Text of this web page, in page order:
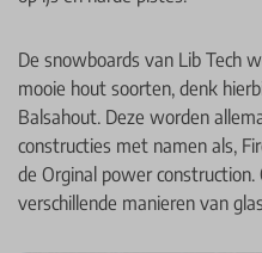
De snowboards van Lib Tech
mooie hout soorten, denk
Balsahout. Deze worden
constructies met namen als,
de Orginal power
verschillende manieren van